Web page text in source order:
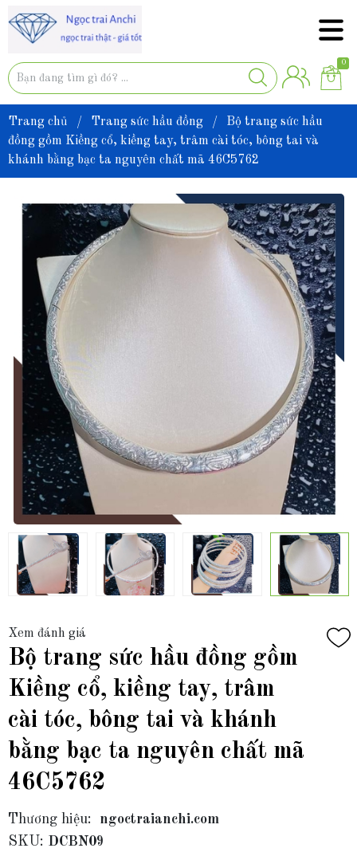
0
Trang chủ / Trang sức hầu đồng /
Bộ trang sức hầu
đồng gồm Kiềng cổ, kiềng tay, trâm cài tóc, bông tai và
khánh bằng bạc ta nguyên chất mã 46C5762
Xem đánh giá
Bộ trang sức hầu đồng gồm
Kiềng cổ, kiềng tay, trâm
cài tóc, bông tai và khánh
bằng bạc ta nguyên chất mã
46C5762
Thương hiệu:
ngoctraianchi.com
SKU: DCBN09